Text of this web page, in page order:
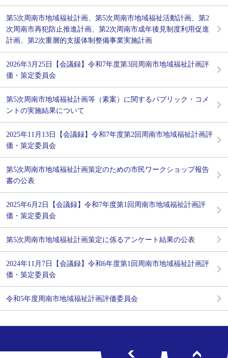
第5次周南市地域福祉計画、第5次周南市地域福祉活動計画、第2
次周南市再犯防止推進計画、第2次周南市成年後見制度利用促進
計画、第2次重層的支援体制整備事業実施計画
2026年3月25日【会議録】令和7年度第3回周南市地域福祉計画評
価・策定委員会
第5次周南市地域福祉計画等（素案）に関するパブリック・コメ
ントの実施結果について
2025年11月13日【会議録】令和7年度第2回周南市地域福祉計画評
価・策定委員会
第5次周南市地域福祉計画策定のための市民ワークショップ報告
書の公表
2025年6月2日【会議録】令和7年度第1回周南市地域福祉計画評
価・策定委員会
第5次周南市地域福祉計画策定に係るアンケート結果の公表
2024年11月7日【会議録】令和6年度第1回周南市地域福祉計画評
価・策定委員会
令和5年度周南市地域福祉計画評価委員会